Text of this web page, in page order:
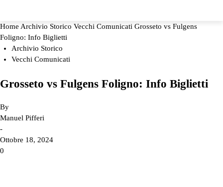
Home Archivio Storico Vecchi Comunicati Grosseto vs Fulgens
Foligno: Info Biglietti
Archivio Storico
Vecchi Comunicati
Grosseto vs Fulgens Foligno: Info Biglietti
By
Manuel Pifferi
-
Ottobre 18, 2024
0